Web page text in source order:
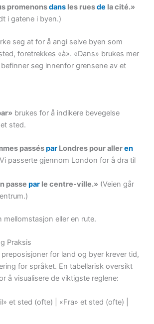
promenonsdans les ruesde la cité.»
i gatene i byen.)
seg at for å angi selve byen som
foretrekkes «à». «Dans» brukes mer
seg innenfor grensene av et
brukes for å indikere bevegelse
sted.
passéspar Londres pour alleren
passerte gjennom London for å dra til
passepar le centre-ville.» (Veien går
mellomstasjon eller en rute.
Praksis
for land og byer krever tid,
for språket. En tabellarisk oversikt
å visualisere de viktigste reglene:
et sted (ofte) | «Fra» et sted (ofte) |